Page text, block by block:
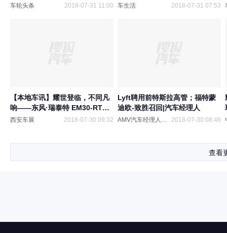
车轮头条 2018-07-31 11:00 车生活 2018-07-31 07:53
【本地车讯】耀世登临，不同凡
响——东风·瑞泰特 EM30-RTT
全国上市发布会在西安隆重举
西安车展 2018-07-30 09:32
Lyft聘用前特斯拉高管；福特蒙
迪欧-致胜召回|汽车经理人
AMV汽车经理人协会 2018-07-30 08:46
查看